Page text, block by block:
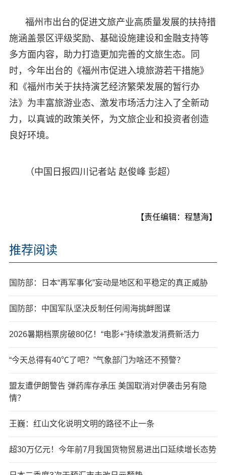
福州市出台的促进文旅产业高质量发展的扶持措
施涵盖景区评级奖励、基础设施建设和金融支持等
多方面内容，助力打造更加完善的文旅生态。同
时，今年出台的《福州市促进入境旅游若干措施》
和《福州市关于扶持演艺经济繁荣发展的暂行办
法》为丰富旅游业态、激发市场活力注入了全新动
力，以真诚的政策关怀，为文旅企业和投资者创造
良好环境。
（中国日报四川记者站 赵俊峰 彭超）
【责任编辑：程慧海】
推荐阅读
国防部：日本“再军事化”妄动是地区和平稳定的真正威胁
国防部：中国军队坚决反制任何闹海挑衅图谋
2026暑期档票房破80亿！“电影+”持续激发消费新活力
“今天总得有40℃了吧？”气象部门为啥还不预警？
盟友遭伊朗警告 弹药库存承压 美国取消对伊袭击另有隐
情？
王巍：红山文化说明文明的路径不止一条
超30万亿元！今年前7月我国货物贸易进出口延续增长态势